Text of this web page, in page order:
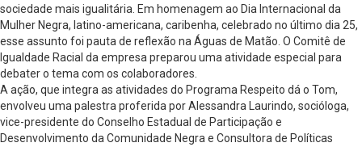
sociedade mais igualitária. Em homenagem ao Dia Internacional da
Mulher Negra, latino-americana, caribenha, celebrado no último dia 25,
esse assunto foi pauta de reflexão na Águas de Matão. O Comitê de
Igualdade Racial da empresa preparou uma atividade especial para
debater o tema com os colaboradores.
A ação, que integra as atividades do Programa Respeito dá o Tom,
envolveu uma palestra proferida por Alessandra Laurindo, socióloga,
vice-presidente do Conselho Estadual de Participação e
Desenvolvimento da Comunidade Negra e Consultora de Políticas